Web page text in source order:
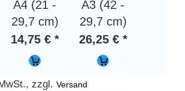
A4 (21 -
29,7 cm)
14,75 € *
A3 (42 -
29,7 cm)
26,25 € *
zzgl.Versand